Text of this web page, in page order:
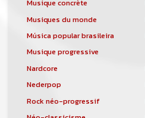
Musique concrète
Musiques du monde
Música popular brasileira
Musique progressive
Nardcore
Nederpop
Rock néo-progressif